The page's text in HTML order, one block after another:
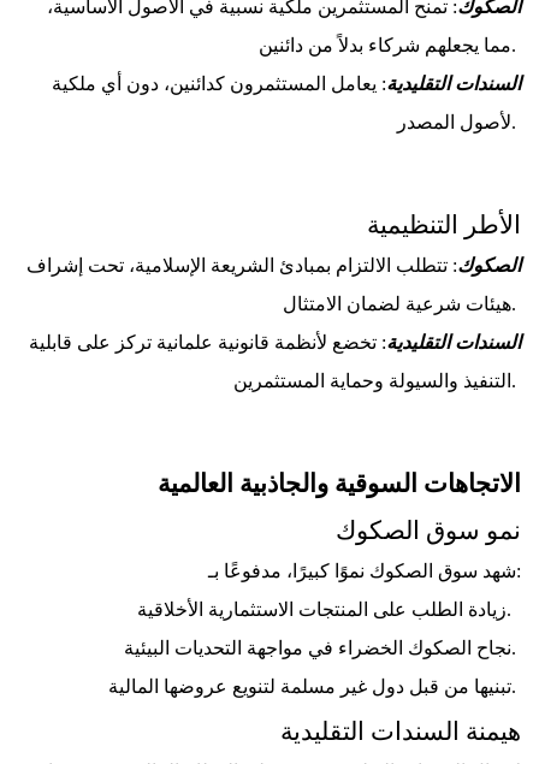
الصكوك
مما يجعلهم شركاء بدلاً من دائنين.
السندات التقليدية
لأصول المصدر.
الأطر التنظيمية
الصكوك
هيئات شرعية لضمان الامتثال.
السندات التقليدية
التنفيذ والسيولة وحماية المستثمرين.
الاتجاهات السوقية والجاذبية العالمية
نمو سوق الصكوك
شهد سوق الصكوك نموًا كبيرًا، مدفوعًا بـ:
زيادة الطلب على المنتجات الاستثمارية الأخلاقية.
نجاح الصكوك الخضراء في مواجهة التحديات البيئية.
تبنيها من قبل دول غير مسلمة لتنويع عروضها المالية.
هيمنة السندات التقليدية